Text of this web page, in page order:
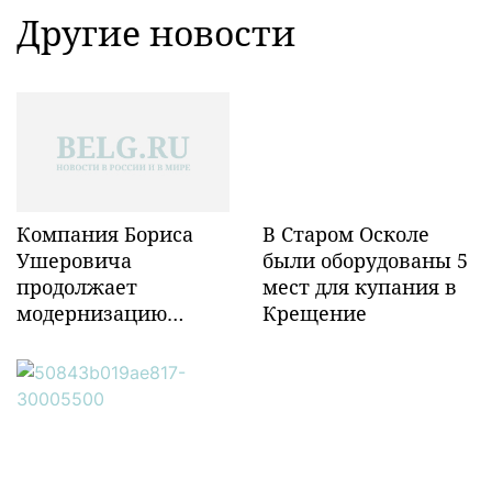
Другие новости
Компания Бориса
Ушеровича
продолжает
модернизацию
инфраструктуры в
Забайкалье
В Старом Осколе
были оборудованы 5
мест для купания в
Крещение